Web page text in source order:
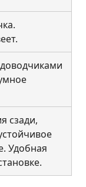
сзади,
Удобная